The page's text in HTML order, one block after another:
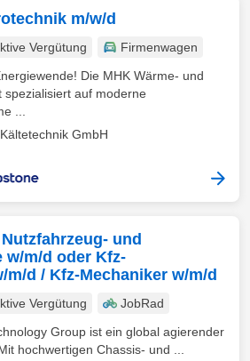
m/w/d
Vergütung
Firmenwagen
Die MHK Wärme- und
spezialisiert auf moderne
...
GmbH
und
w/m/d oder Kfz-
m/d / Kfz-Mechaniker w/m/d
Vergütung
JobRad
Group ist ein global agierender
hochwertigen Chassis- und ...